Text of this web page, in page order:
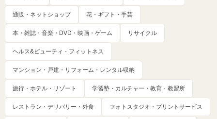
通販・ネットショップ 花・ギフト・手芸
本・雑誌・音楽・DVD・映画・ゲーム リサイクル
ヘルス&ビューティ・フィットネス
マンション・戸建・リフォーム・レンタル収納
旅行・ホテル・リゾート 学習塾・カルチャー・教育・教習所
レストラン・デリバリー・外食 フォトスタジオ・プリントサービス